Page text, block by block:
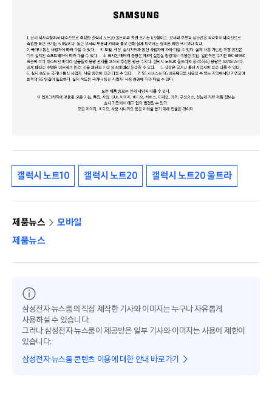
갤럭시 노트10 갤럭시 노트20 갤럭시 노트20 울트라
제품뉴스
모바일
제품뉴스
삼성전자 뉴스룸의 직접 제작한 기사와 이미지는 누구나 자유롭게
사용하실 수 있습니다.
그러나 삼성전자 뉴스룸이 제공받은 일부 기사와 이미지는 사용에 제한이
있습니다.
삼성전자 뉴스룸 콘텐츠 이용에 대한 안내 바로가기